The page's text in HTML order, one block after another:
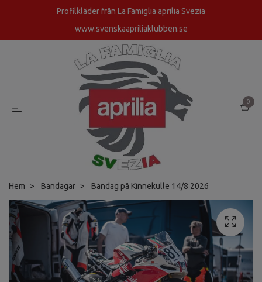
Profilkläder från La Famiglia aprilia Svezia
www.svenskaapriliaklubben.se
0
Hem Bandagar Bandag på Kinnekulle 14/8 2026